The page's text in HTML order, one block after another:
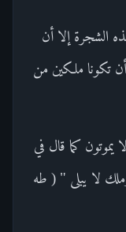
الشجرة إلا أن
تكونا ملكين من
يموتون كما قال في
لا يبلى " ( طه